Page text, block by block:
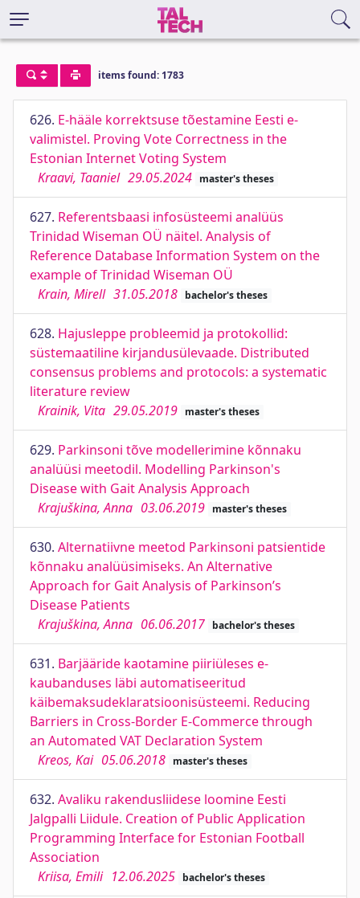
items found: 1783
626. E-hääle korrektsuse tõestamine Eesti e-
valimistel. Proving Vote Correctness in the
Estonian Internet Voting System
Kraavi, Taaniel 29.05.2024 master's theses
627. Referentsbaasi infosüsteemi analüüs
Trinidad Wiseman OÜ näitel. Analysis of
Reference Database Information System on the
example of Trinidad Wiseman OÜ
Krain, Mirell 31.05.2018 bachelor's theses
628. Hajusleppe probleemid ja protokollid:
süstemaatiline kirjandusülevaade. Distributed
consensus problems and protocols: a systematic
literature review
Krainik, Vita 29.05.2019 master's theses
629. Parkinsoni tõve modellerimine kõnnaku
analüüsi meetodil. Modelling Parkinson's
Disease with Gait Analysis Approach
Krajuškina, Anna 03.06.2019 master's theses
630. Alternatiivne meetod Parkinsoni patsientide
kõnnaku analüüsimiseks. An Alternative
Approach for Gait Analysis of Parkinson’s
Disease Patients
Krajuškina, Anna 06.06.2017 bachelor's theses
631. Barjääride kaotamine piiriüleses e-
kaubanduses läbi automatiseeritud
käibemaksudeklaratsioonisüsteemi. Reducing
Barriers in Cross-Border E-Commerce through
an Automated VAT Declaration System
Kreos, Kai 05.06.2018 master's theses
632. Avaliku rakendusliidese loomine Eesti
Jalgpalli Liidule. Creation of Public Application
Programming Interface for Estonian Football
Association
Kriisa, Emili 12.06.2025 bachelor's theses